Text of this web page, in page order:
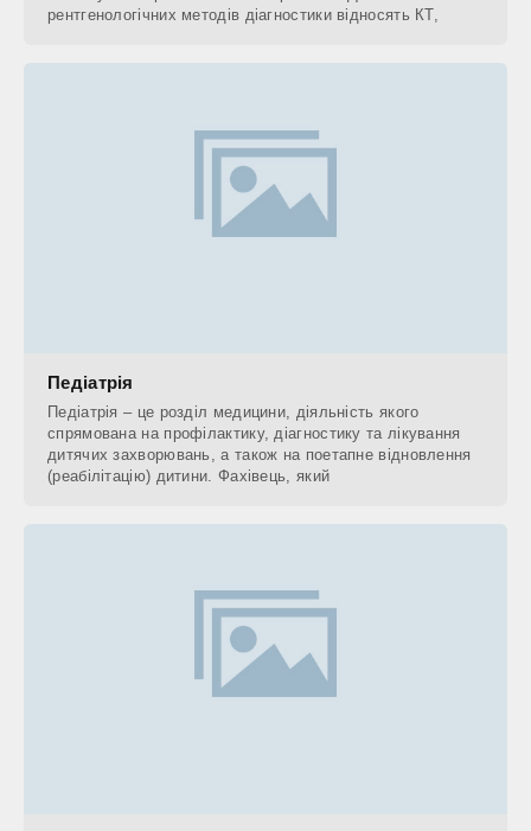
рентгенологічних методів діагностики відносять КТ,
Педіатрія
Педіатрія – це розділ медицини, діяльність якого
спрямована на профілактику, діагностику та лікування
дитячих захворювань, а також на поетапне відновлення
(реабілітацію) дитини. Фахівець, який